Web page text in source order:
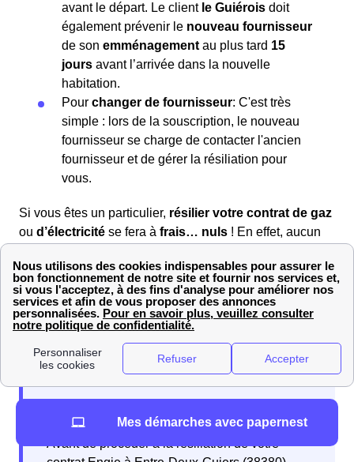
avant le départ. Le client le Guiérois doit
également prévenir le nouveau fournisseur
de son emménagement au plus tard 15
jours avant l’arrivée dans la nouvelle
habitation.
Pour changer de fournisseur: C'est très
simple : lors de la souscription, le nouveau
fournisseur se charge de contacter l'ancien
fournisseur et de gérer la résiliation pour
vous.
Si vous êtes un particulier, résilier votre contrat de gaz
ou d’électricité se fera à frais… nuls ! En effet, aucun
déménager ou effectuer un changement de fournisseur
d’énergie en toute sérénité, sans vous soucier de vos
finances.
Il y a plusieurs étapes à suivre pour mettre fin à un
contrat Engie à Entre-Deux-Guiers.
Avant de procéder à la résiliation de votre
Mes démarches avec papernest